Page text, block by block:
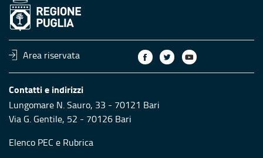
Area riservata
Contatti e indirizzi
Lungomare N. Sauro, 33 - 70121 Bari
Via G. Gentile, 52 - 70126 Bari
Elenco PEC e Rubrica